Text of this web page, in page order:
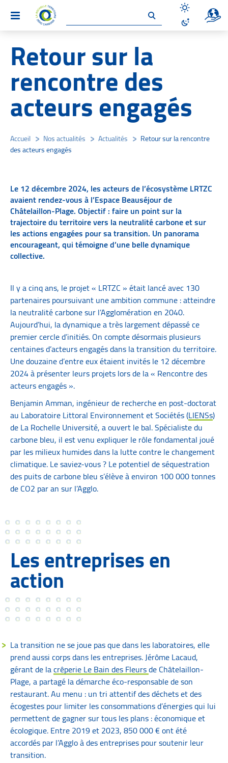
Un
Désactiver
Activer le
Retour sur la
rencontre des
acteurs engagés
Accueil Nos actualités Actualités
Retour sur la rencontre
des acteurs engagés
Le 12 décembre 2024, les acteurs de l’écosystème LRTZC
avaient rendez-vous à l’Espace Beauséjour de
Châtelaillon-Plage. Objectif : faire un point sur la
trajectoire du territoire vers la neutralité carbone et sur
les actions engagées pour sa transition. Un panorama
encourageant, qui témoigne d’une belle dynamique
collective.
Il y a cinq ans, le projet « LRTZC » était lancé avec 130
partenaires poursuivant une ambition commune : atteindre
la neutralité carbone sur l’Agglomération en 2040.
Aujourd’hui, la dynamique a très largement dépassé ce
premier cercle d’initiés. On compte désormais plusieurs
centaines d’acteurs engagés dans la transition du territoire.
Une douzaine d’entre eux étaient invités le 12 décembre
2024 à présenter leurs projets lors de la « Rencontre des
acteurs engagés ».
Benjamin Amman, ingénieur de recherche en post-doctorat
au Laboratoire Littoral Environnement et Sociétés (LIENSs)
de La Rochelle Université, a ouvert le bal. Spécialiste du
carbone bleu, il est venu expliquer le rôle fondamental joué
par les milieux humides dans la lutte contre le changement
climatique. Le saviez-vous ? Le potentiel de séquestration
des puits de carbone bleu s’élève à environ 100 000 tonnes
de CO2 par an sur l’Agglo.
Les entreprises en
action
La transition ne se joue pas que dans les laboratoires, elle
prend aussi corps dans les entreprises. Jérôme Lacaud,
gérant de lacrêperie Le Bain des Fleursde Châtelaillon-
Plage, a partagé la démarche éco-responsable de son
restaurant. Au menu : un tri attentif des déchets et des
écogestes pour limiter les consommations d’énergies qui lui
permettent de gagner sur tous les plans : économique et
écologique. Entre 2019 et 2023, 850 000 € ont été
accordés par l’Agglo à des entreprises pour soutenir leur
transition.